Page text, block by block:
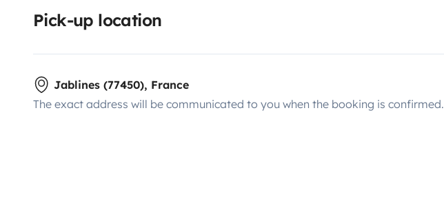
Pick-up location
Jablines (77450), France
The exact address will be communicated to you when the booking is confirmed.